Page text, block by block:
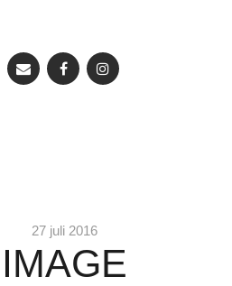
27 juli 2016
IMAGE